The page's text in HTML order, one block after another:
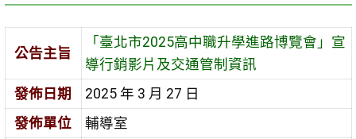
區
公告主旨
「臺北市2025高中職升學進路博覽會」宣
導行銷影片及交通管制資訊
發佈日期
2025 年 3 月 27 日
發佈單位
輔導室